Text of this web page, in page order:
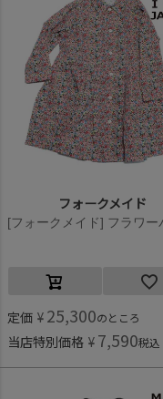
フォークメイド
定価 ¥ 25,300のところ
当店特別価格 ¥ 7,590税込